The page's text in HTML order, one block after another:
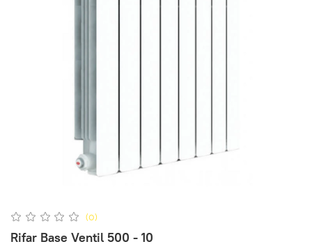
(0)
Rifar Base Ventil 500 - 10